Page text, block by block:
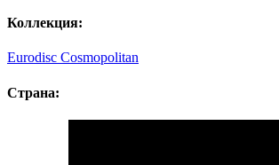
Коллекция:
Eurodisc Cosmopolitan
Страна: